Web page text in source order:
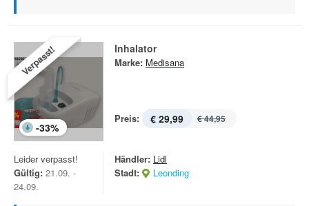
Verpasst!
-33%
Inhalator
Marke: Medisana
Preis: € 29,99 € 44,95
Leider verpasst!
Gültig: 21.09. -
24.09.
Händler: Lidl
Stadt:
Leonding